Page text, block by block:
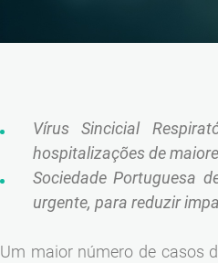
Vírus Sincicial
hospitalizações de
Sociedade Portuguesa
urgente, para reduzir
Um maior número de casos